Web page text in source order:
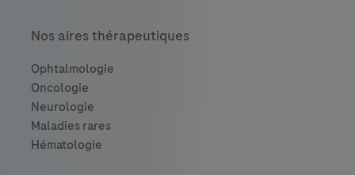
Nos aires thérapeutiques